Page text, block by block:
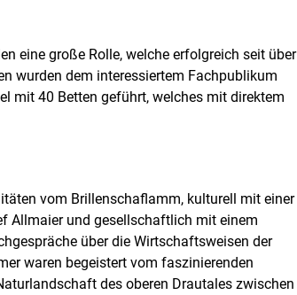
eine große Rolle, welche erfolgreich seit über
wurden dem interessiertem Fachpublikum
mit 40 Betten geführt, welches mit direktem
vom Brillenschaflamm, kulturell mit einer
Allmaier und gesellschaftlich mit einem
über die Wirtschaftsweisen der
waren begeistert vom faszinierenden
des oberen Drautales zwischen